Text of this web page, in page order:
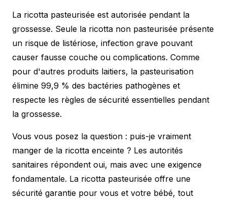
La ricotta pasteurisée est autorisée pendant la
grossesse. Seule la ricotta non pasteurisée présente
un risque de listériose, infection grave pouvant
causer fausse couche ou complications. Comme
pour d'autres produits laitiers, la pasteurisation
élimine 99,9 % des bactéries pathogènes et
respecte les règles de sécurité essentielles pendant
la grossesse.
Vous vous posez la question : puis-je vraiment
manger de la ricotta enceinte ? Les autorités
sanitaires répondent oui, mais avec une exigence
fondamentale. La ricotta pasteurisée offre une
sécurité garantie pour vous et votre bébé, tout